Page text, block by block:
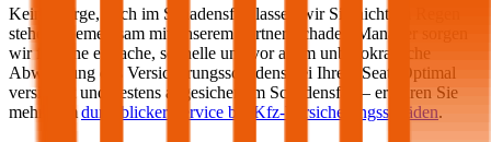
Keine Sorge, auch im Schadensfall lassen wir Sie nicht im Regen
stehen! Gemeinsam mit unserem Partner Schaden-Manager sorgen
wir für eine einfache, schnelle und vor allem unbürokratische
Abwicklung des Versicherungsschadens bei Ihrem Seat
. Optimal
versichert und bestens abgesichert im Schadensfall – erfahren Sie
mehr zumdurchblicker Service bei Kfz-Versicherungsschäden.